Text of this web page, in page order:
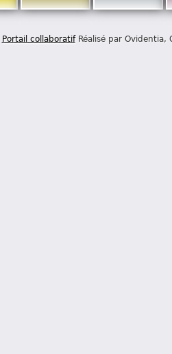
Portail collaboratifRéalisé par Ovidentia,